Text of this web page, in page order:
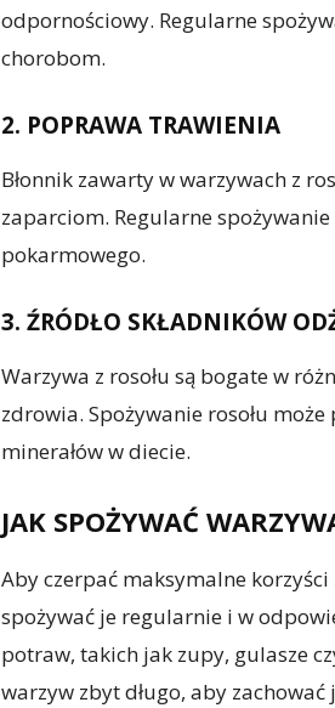
odpornościowy. Regularne
chorobom.
2. POPRAWA TRAWIENIA
Błonnik zawarty w warzywach z
zaparciom. Regularne
pokarmowego.
3. ŹRÓDŁO SKŁADNIKÓW
Warzywa z rosołu są bogate w
zdrowia. Spożywanie rosołu
minerałów w diecie.
JAK SPOŻYWAĆ
Aby czerpać maksymalne
spożywać je regularnie i w
potraw, takich jak zupy, gulasze
warzyw zbyt długo, aby